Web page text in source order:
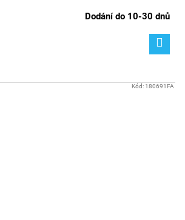
Dodání do 10-30 dnů
Kód: 180691FA